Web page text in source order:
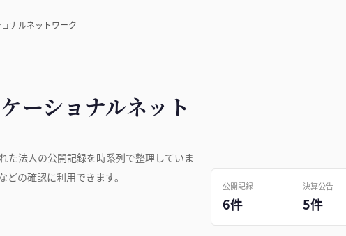
ナルネットワーク
ーショナルネット
た法人の公開記録を時系列で整理していま
の確認に利用できます。
公開記録
6件
決算公告
5件